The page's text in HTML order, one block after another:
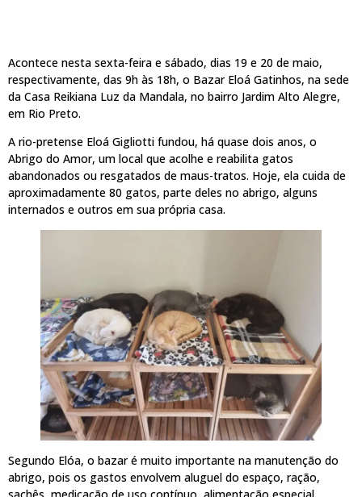
Acontece nesta sexta-feira e sábado, dias 19 e 20 de maio,
respectivamente, das 9h às 18h, o Bazar Eloá Gatinhos, na sede
da Casa Reikiana Luz da Mandala, no bairro Jardim Alto Alegre,
em Rio Preto.
A rio-pretense Eloá Gigliotti fundou, há quase dois anos, o
Abrigo do Amor, um local que acolhe e reabilita gatos
abandonados ou resgatados de maus-tratos. Hoje, ela cuida de
aproximadamente 80 gatos, parte deles no abrigo, alguns
internados e outros em sua própria casa.
Segundo Elóa, o bazar é muito importante na manutenção do
abrigo, pois os gastos envolvem aluguel do espaço, ração,